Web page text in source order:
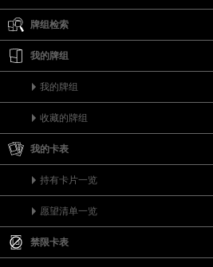
牌组检索
我的牌组
我的牌组
收藏的牌组
我的卡表
持有卡片一览
愿望清单一览
禁限卡表